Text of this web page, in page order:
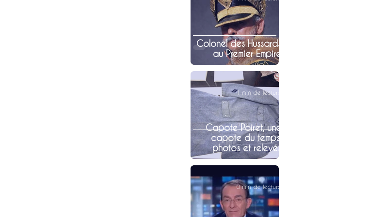
Colonel des Hussards
au Premier Empire
Capote Poiret, une
capote du temps,
photos et relevés
1 min de lecture
0 min de lecture